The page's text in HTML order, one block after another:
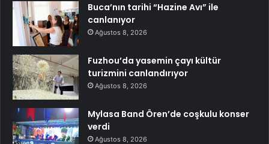
Buca’nın tarihi “Hazine Avı” ile
canlanıyor
Ağustos 8, 2026
Fuzhou’da yasemin çayı kültür
turizmini canlandırıyor
Ağustos 8, 2026
Mylasa Band Ören’de coşkulu konser
verdi
Ağustos 8, 2026